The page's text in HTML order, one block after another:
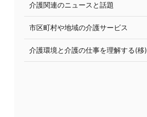
介護関連のニュースと話題
市区町村や地域の介護サービス
介護環境と介護の仕事を理解する(移)